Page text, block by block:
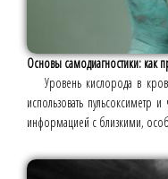
Основы самодиагностики: как
Уровень кислорода в
использовать пульсоксиметр
информацией с близкими,